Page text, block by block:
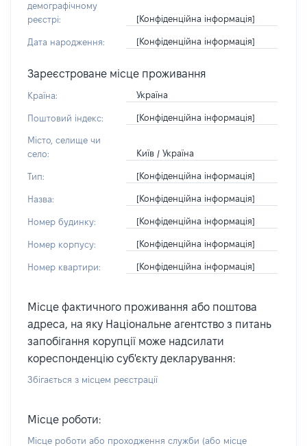
демографічному
реєстрі:
[Конфіденційна інформація]
Дата народження: [Конфіденційна інформація]
Зареєстроване місце проживання
Країна: Україна
Поштовий індекс: [Конфіденційна інформація]
Місто, селище чи
село:
Київ / Україна
Тип: [Конфіденційна інформація]
Назва: [Конфіденційна інформація]
Номер будинку: [Конфіденційна інформація]
Номер корпусу: [Конфіденційна інформація]
Номер квартири: [Конфіденційна інформація]
Місце фактичного проживання або поштова
адреса, на яку Національне агентство з питань
запобігання корупції може надсилати
кореспонденцію суб'єкту декларування:
Збігається з місцем реєстрації
Місце роботи:
Місце роботи або проходження служби (або місце